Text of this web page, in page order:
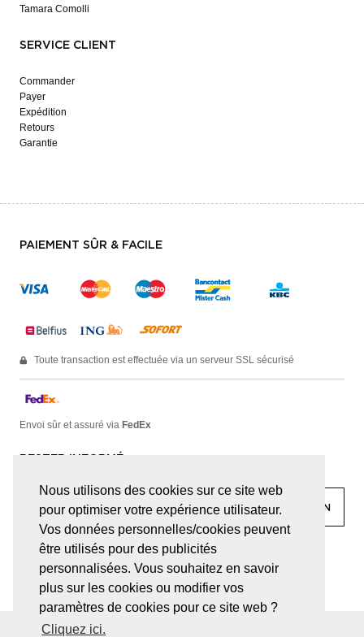
Nous utilisons des cookies sur ce site web
pour optimiser votre expérience utilisateur.
Vos données personnelles/cookies peuvent
être utilisés pour des publicités
personnalisées. Vous souhaitez en savoir
plus sur les cookies ou modifier vos
paramètres de cookies pour ce site web ?
Cliquez ici.
Tamara Comolli
SERVICE CLIENT
Commander
Payer
Expédition
Retours
Garantie
PAIEMENT SÛR & FACILE
Toute transaction est effectuée via un serveur SSL sécurisé
Envoi sûr et assuré via FedEx
RESTER INFORMÉ
facebook linkedin